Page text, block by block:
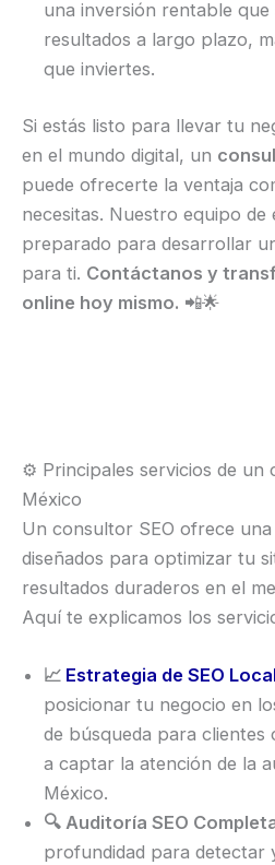
una inversión rentable que
resultados a largo plazo,
que inviertes.
Si estás listo para llevar tu
en el mundo digital, un
puede ofrecerte la ventaja
necesitas. Nuestro equipo de
preparado para desarrollar
para ti. Contáctanos y
online hoy mismo. 📲🌟
⚙️ Principales servicios de un
México
Un consultor SEO ofrece una
diseñados para optimizar tu
resultados duraderos en el
Aquí te explicamos los
📈 Estrategia de SEO
posicionar tu negocio en
de búsqueda para clientes
a captar la atención de la
México.
🔍 Auditoría SEO
profundidad para detectar